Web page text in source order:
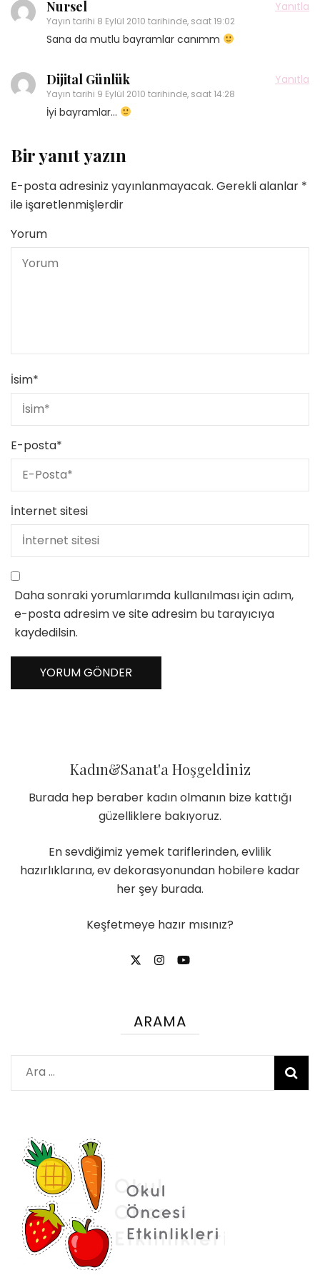
Nursel
Yayın tarihi 8 Eylül 2010 tarihinde, saat 19:02
Yanıtla
Sana da mutlu bayramlar canımm
Dijital Günlük
Yayın tarihi 9 Eylül 2010 tarihinde, saat 14:28
Yanıtla
İyi bayramlar…
Bir yanıt yazın
E-posta adresiniz yayınlanmayacak. Gerekli alanlar *
ile işaretlenmişlerdir
Yorum
İsim*
E-posta*
İnternet sitesi
Daha sonraki yorumlarımda kullanılması için adım,
e-posta adresim ve site adresim bu tarayıcıya
kaydedilsin.
Kadın&Sanat'a Hoşgeldiniz
Burada hep beraber kadın olmanın bize kattığı
güzelliklere bakıyoruz.
En sevdiğimiz yemek tariflerinden, evlilik
hazırlıklarına, ev dekorasyonundan hobilere kadar
her şey burada.
Keşfetmeye hazır mısınız?
ARAMA
Arama: